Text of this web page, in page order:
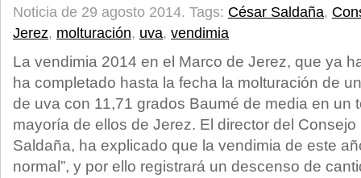
Noticia de 29 agosto 2014. Tags: César Saldaña,
Jerez, molturación, uva, vendimia
La vendimia 2014 en el Marco de Jerez, que ya
ha completado hasta la fecha la molturación de
de uva con 11,71 grados Baumé de media en un
mayoría de ellos de Jerez. El director del
Saldaña, ha explicado que la vendimia de este
normal”, y por ello registrará un descenso de